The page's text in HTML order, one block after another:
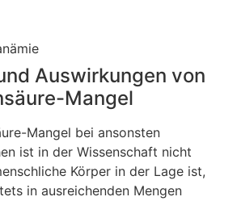
Auswirkungen von
Mangel
Mangel bei ansonsten
ist in der Wissenschaft nicht
Körper in der Lage ist,
in ausreichenden Mengen